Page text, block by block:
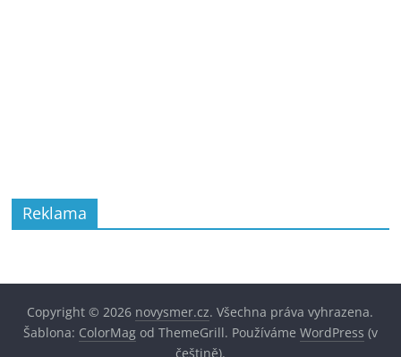
Reklama
Copyright © 2026 novysmer.cz. Všechna práva vyhrazena.
Šablona: ColorMagod ThemeGrill. Používáme WordPress (v
češtině).